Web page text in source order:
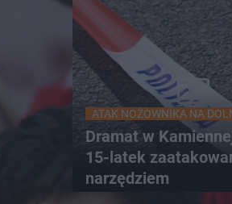
ATAK NOŻOWNIKA NA
Dramat w
15-latek
narzędziem